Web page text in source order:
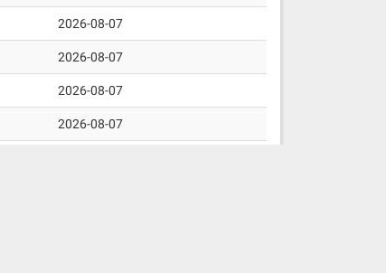
2026-08-07
2026-08-07
2026-08-07
2026-08-07